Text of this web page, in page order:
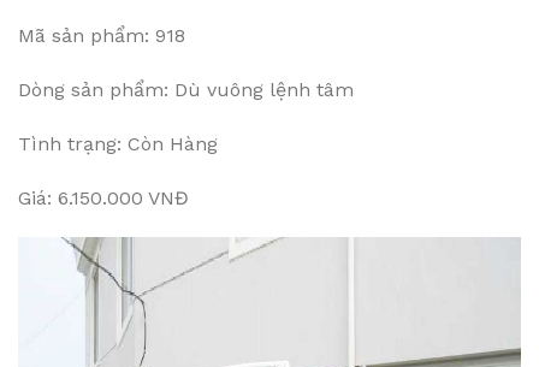
Mã sản phẩm: 918
Dòng sản phẩm: Dù vuông lệnh tâm
Tình trạng: Còn Hàng
Giá: 6.150.000 VNĐ